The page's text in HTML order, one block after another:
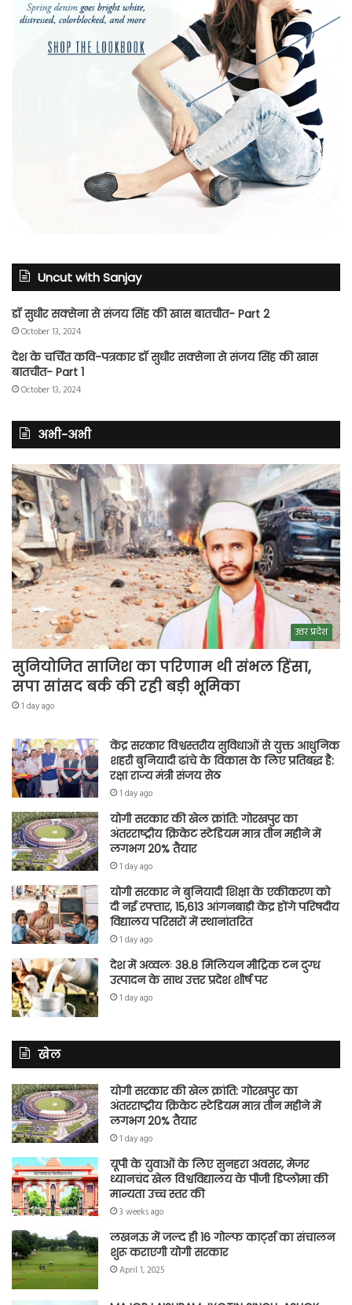
Uncut with Sanjay
डॉ सुधीर सक्सेना से संजय सिंह की खास बातचीत- Part 2
October 13, 2024
देश के चर्चित कवि-पत्रकार डॉ सुधीर सक्सेना से संजय सिंह की खास
बातचीत- Part 1
October 13, 2024
अभी-अभी
उत्तर प्रदेश
सुनियोजित साजिश का परिणाम थी संभल हिंसा,
सपा सांसद बर्क की रही बड़ी भूमिका
1 day ago
केंद्र सरकार विश्वस्तरीय सुविधाओं से युक्त आधुनिक
शहरी बुनियादी ढांचे के विकास के लिए प्रतिबद्ध है:
रक्षा राज्य मंत्री संजय सेठ
1 day ago
योगी सरकार की खेल क्रांति: गोरखपुर का
अंतरराष्ट्रीय क्रिकेट स्टेडियम मात्र तीन महीने में
लगभग 20% तैयार
1 day ago
योगी सरकार ने बुनियादी शिक्षा के एकीकरण को
दी नई रफ्तार, 15,613 आंगनबाड़ी केंद्र होंगे परिषदीय
विद्यालय परिसरों में स्थानांतरित
1 day ago
देश में अव्वलः 38.8 मिलियन मीट्रिक टन दुग्ध
उत्पादन के साथ उत्तर प्रदेश शीर्ष पर
1 day ago
खेल
योगी सरकार की खेल क्रांति: गोरखपुर का
अंतरराष्ट्रीय क्रिकेट स्टेडियम मात्र तीन महीने में
लगभग 20% तैयार
1 day ago
यूपी के युवाओं के लिए सुनहरा अवसर, मेजर
ध्यानचंद खेल विश्वविद्यालय के पीजी डिप्लोमा की
मान्यता उच्च स्तर की
3 weeks ago
लखनऊ में जल्द ही 16 गोल्फ कार्ट्स का संचालन
शुरू कराएगी योगी सरकार
April 1, 2025